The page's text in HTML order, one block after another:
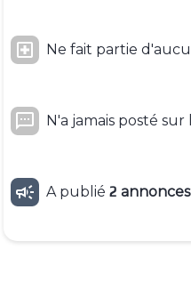
 Ne fait partie
 N'a jamais posté
 A publié2 annonces